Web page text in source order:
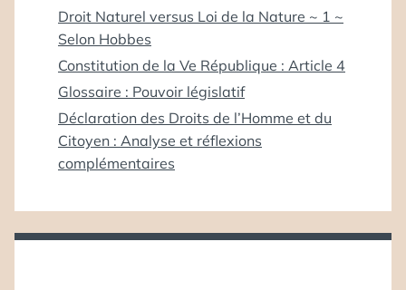
Droit Naturel versus Loi de la Nature ~ 1 ~
Selon Hobbes
Constitution de la Ve République : Article 4
Glossaire : Pouvoir législatif
Déclaration des Droits de l’Homme et du
Citoyen : Analyse et réflexions
complémentaires